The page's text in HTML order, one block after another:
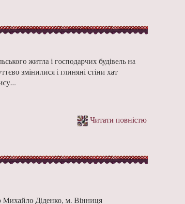
житла і господарчих будівель на
змінилися і глиняні стіни хат
Читати повністю
Михайло Діденко, м. Вінниця